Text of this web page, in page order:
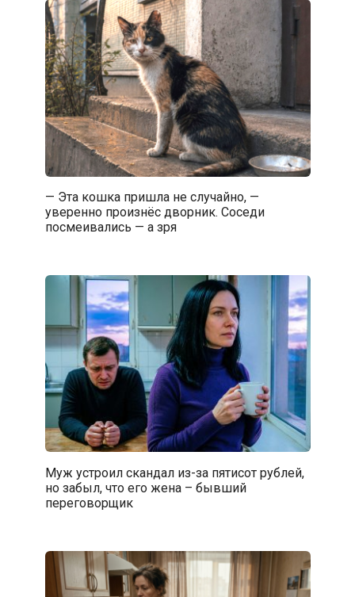
— Эта кошка пришла не случайно, —
уверенно произнёс дворник. Соседи
посмеивались — а зря
Муж устроил скандал из-за пятисот рублей,
но забыл, что его жена – бывший
переговорщик